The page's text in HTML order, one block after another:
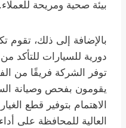
بيئة صحية ومريحة للعملاء.
بالإضافة إلى ذلك، تقوم
دورية للسيارات للتأكد
توفر الشركة فريقًا من
يقومون بفحص وصيانة
الاهتمام بتوفير قطع
العالية للمحافظة على